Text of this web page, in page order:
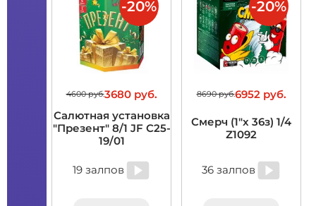
4600 руб.3680 руб.
Салютная установка
"Презент" 8/1 JF C25-
19/01
19 залпов
-20%
8690 руб.6952 руб.
Смерч (1"x 36з) 1/4
Z1092
36 залпов
-20%